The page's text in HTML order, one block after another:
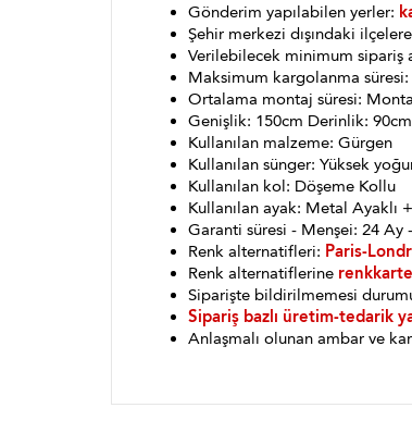
Gönderim yapılabilen yerler:
Şehir merkezi dışındaki
Verilebilecek minimum sipariş
Maksimum kargolanma
Ortalama montaj süresi:
Genişlik: 150cm Derinlik:
Kullanılan malzeme: Gürgen
Kullanılan sünger: Yüksek
Kullanılan kol: Döşeme Kollu
Kullanılan ayak: Metal Ayaklı
Garanti süresi - Menşei: 24 Ay
Renk alternatifleri: Paris-
Renk alternatiflerine
Siparişte bildirilmemesi
Sipariş bazlı üretim-tedarik
Anlaşmalı olunan ambar ve